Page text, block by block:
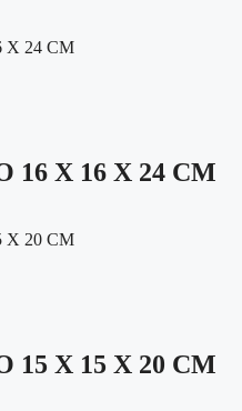
16 X 16 X 24 CM
15 X 15 X 20 CM